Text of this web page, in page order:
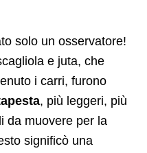
solo un osservatore!
e juta, che
i carri, furono
, più leggeri, più
da muovere per la
significò una